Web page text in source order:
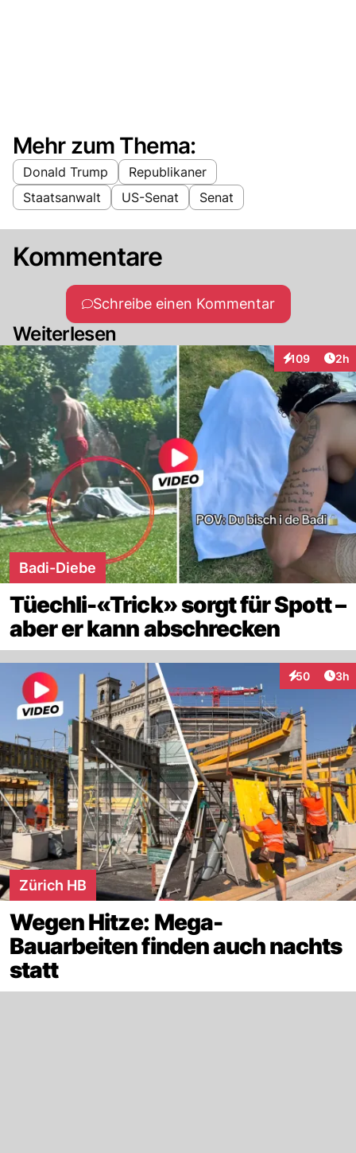
Mehr zum Thema:
Donald Trump
Republikaner
Staatsanwalt
US-Senat Senat
Kommentare
Schreibe einen Kommentar
Weiterlesen
109
Interaktionen
2h
Badi-Diebe
Tüechli-«Trick» sorgt für Spott –
aber er kann abschrecken
50
Interaktionen
3h
Zürich HB
Wegen Hitze: Mega-
Bauarbeiten finden auch nachts
statt